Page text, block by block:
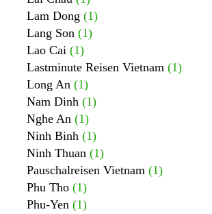
Lam Dong (1)
Lang Son (1)
Lao Cai (1)
Lastminute Reisen Vietnam (1)
Long An (1)
Nam Dinh (1)
Nghe An (1)
Ninh Binh (1)
Ninh Thuan (1)
Pauschalreisen Vietnam (1)
Phu Tho (1)
Phu-Yen (1)